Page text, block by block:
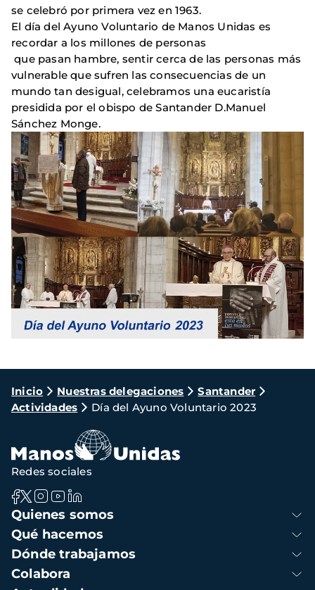
se celebró por primera vez en 1963.
El día del Ayuno Voluntario de Manos Unidas es
recordar a los millones de personas
que pasan hambre, sentir cerca de las personas más
vulnerable que sufren las consecuencias de un
mundo tan desigual, celebramos una eucaristía
presidida por el obispo de Santander D.Manuel
Sánchez Monge.
Ruta
de
navegación
Inicio Nuestras delegaciones
Santander
Actividades
Día del Ayuno Voluntario 2023
Navegación
principal
Quienes somos
Qué hacemos
Dónde trabajamos
Colabora
Redes sociales